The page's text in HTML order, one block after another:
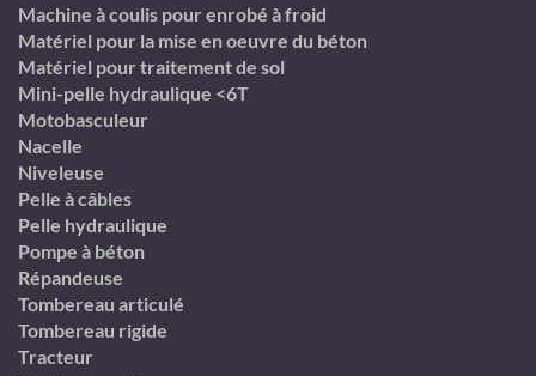
Machine à coulis pour enrobé à froid
Matériel pour la mise en oeuvre du béton
Matériel pour traitement de sol
Mini-pelle hydraulique <6T
Motobasculeur
Nacelle
Niveleuse
Pelle à câbles
Pelle hydraulique
Pompe à béton
Répandeuse
Tombereau articulé
Tombereau rigide
Tracteur